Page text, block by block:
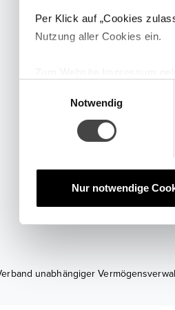
Per Klick auf „Cookies
Nutzung aller Cookies ein.
g
g
Notwendig
Nur notwendige
Jetzt
Sie möchten ein Gefühl für
unabhängiger